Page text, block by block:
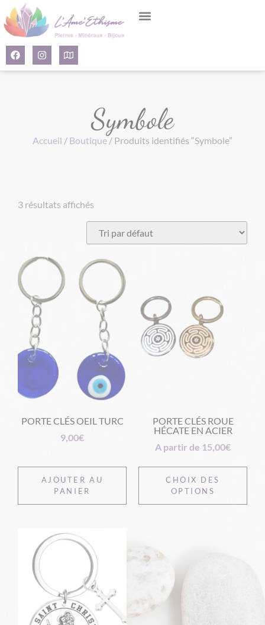
Symbole
Accueil / Boutique/ Produits identifiés “Symbole”
3 résultats affichés
PORTE CLÉS OEIL TURC
9,00€
AJOUTER AU
PANIER
PORTE CLÉS ROUE
HÉCATE EN ACIER
A partir de 15,00€
CHOIX DES
OPTIONS
Panneau de gestion des cookies